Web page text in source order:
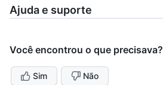
Ajuda e suporte
Você encontrou o que precisava?
Sim Não